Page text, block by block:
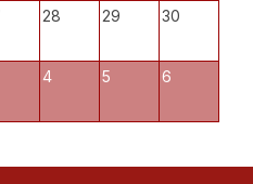
28 29 30
4 5 6